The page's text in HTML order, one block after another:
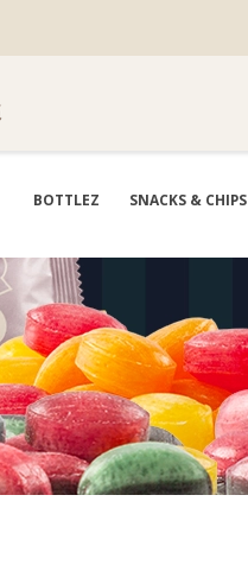
BOTTLEZ SNACKS & CHIPS